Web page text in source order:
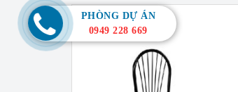
PHÒNG DỰ ÁN
0949 228 669